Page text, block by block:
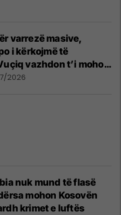
varrezë masive,
i kërkojmë të
vazhdon t’i mohojë
2026
nuk mund të flasë
mohon Kosovën
krimet e luftës